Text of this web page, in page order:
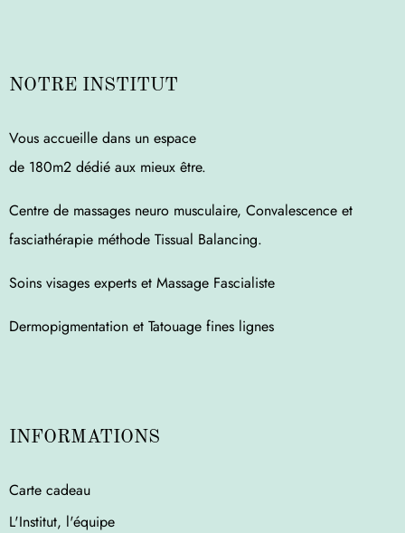
NOTRE INSTITUT
Vous accueille dans un espace
de 180m2 dédié aux mieux être.
Centre de massages neuro musculaire, Convalescence et
fasciathérapie méthode Tissual Balancing.
Soins visages experts et Massage Fascialiste
Dermopigmentation et Tatouage fines lignes
INFORMATIONS
Carte cadeau
L'Institut, l'équipe